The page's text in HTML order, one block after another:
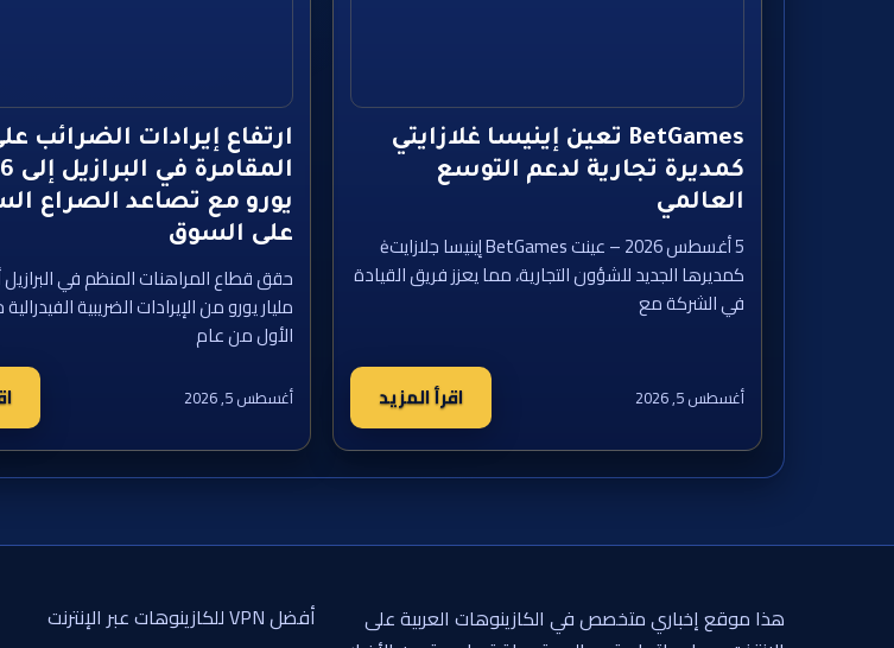
BetGames تعين إينيسا غلازايتي
كمديرة تجارية لدعم التوسع
العالمي
5 أغسطس 2026 – عينت BetGames إينيسا جلازايتė
كمديرها الجديد للشؤون التجارية، مما يعزز فريق القيادة
في الشركة مع
أغسطس 5, 2026 اقرأ المزيد
ارتفاع إيرادات الضرائب
يورو مع تصاعد الصراع
على السوق
مليار يورو من الإيرادات الضريبية
الأول من عام
أغسطس 5, 2026
هذا موقع إخباري متخصص في الكازينوهات العربية على
أفضل VPN للكازينوهات عبر الإنترنت